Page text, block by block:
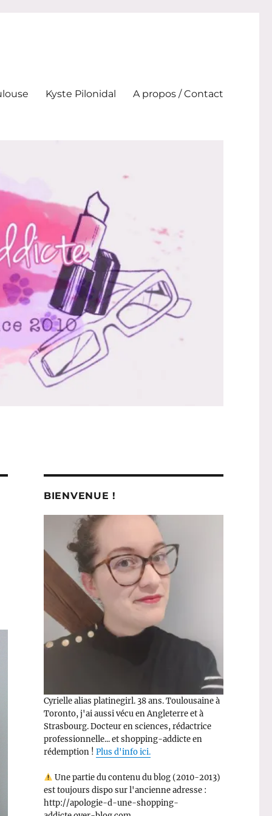
Kyste Pilonidal A propos / Contact
BIENVENUE !
Cyrielle alias platinegirl. 38 ans. Toulousaine à
Toronto, j'ai aussi vécu en Angleterre et à
Strasbourg. Docteur en sciences, rédactrice
professionnelle... et shopping-addicte en
rédemption ! Plus d'info ici.
Une partie du contenu du blog (2010-2013)
est toujours dispo sur l'ancienne adresse :
http://apologie-d-une-shopping-